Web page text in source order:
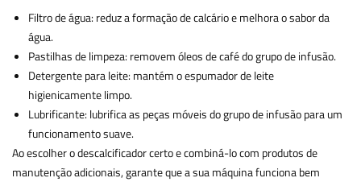
Filtro de água: reduz a formação de calcário e melhora o sabor da
água.
Pastilhas de limpeza: removem óleos de café do grupo de infusão.
Detergente para leite: mantém o espumador de leite
higienicamente limpo.
Lubrificante: lubrifica as peças móveis do grupo de infusão para um
funcionamento suave.
Ao escolher o descalcificador certo e combiná-lo com produtos de
manutenção adicionais, garante que a sua máquina funciona bem